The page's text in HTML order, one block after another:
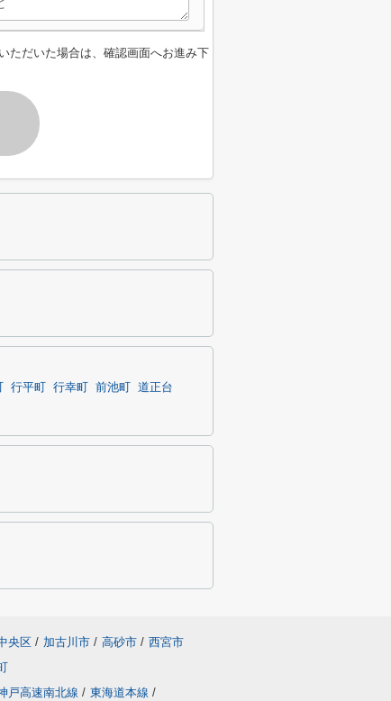
ただいた場合は、確認画面へお進み下
行平町 行幸町 前池町
道正台
央区 / 加古川市 / 高砂市 / 西宮市
戸高速南北線 / 東海道本線 /